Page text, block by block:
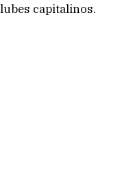
capitalinos.